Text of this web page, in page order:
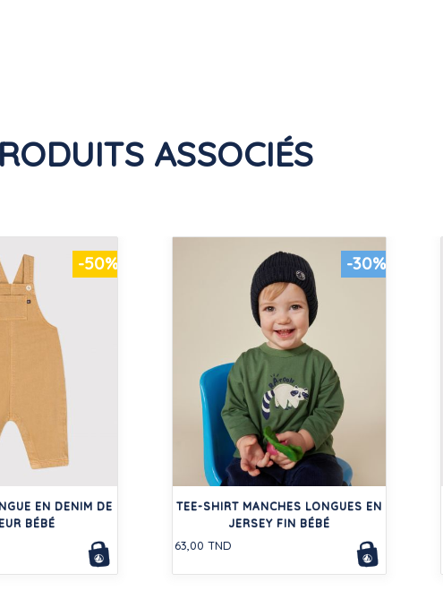
ASSOCIÉS
-50%
EN DENIM DE
BÉBÉ
-30%
TEE-SHIRT MANCHES LONGUES EN
JERSEY FIN BÉBÉ
63,00 TND